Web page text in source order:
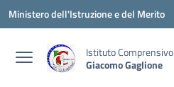
Vai ai contenuti
Vai al menu di navigazione
Vai al footer
Ministero dell'Istruzione e del Merito
Istituto Comprensivo
Giacomo Gaglione